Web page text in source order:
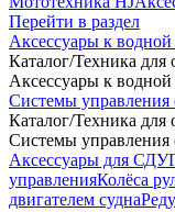
Перейти в раздел
Аксессуары к водной
Каталог/Техника для
Аксессуары к водной
Системы управления
Каталог/Техника для
Системы управления
Аксессуары для СДУ
управленияКолёса
двигателем судна